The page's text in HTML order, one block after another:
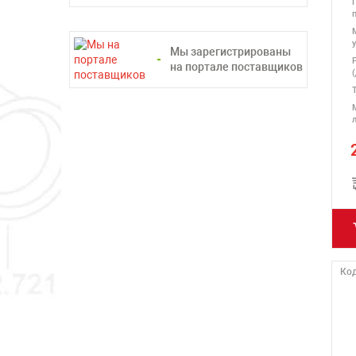
НОЙСОН)
ТСС
Мы зарегистрированы
на портале поставщиков